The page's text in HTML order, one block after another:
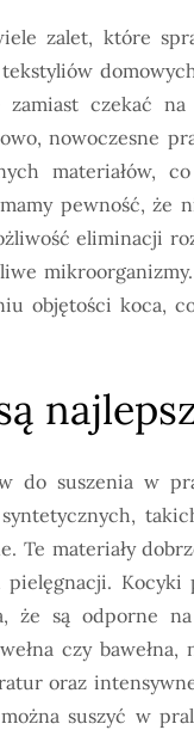
zalet, które
czekać
nowoczesne
materiałów,
pewność, że
eliminacji
objętości koca,
do suszenia w
Te materiały
Kocyki
że są odporne
czy
oraz
suszyć w